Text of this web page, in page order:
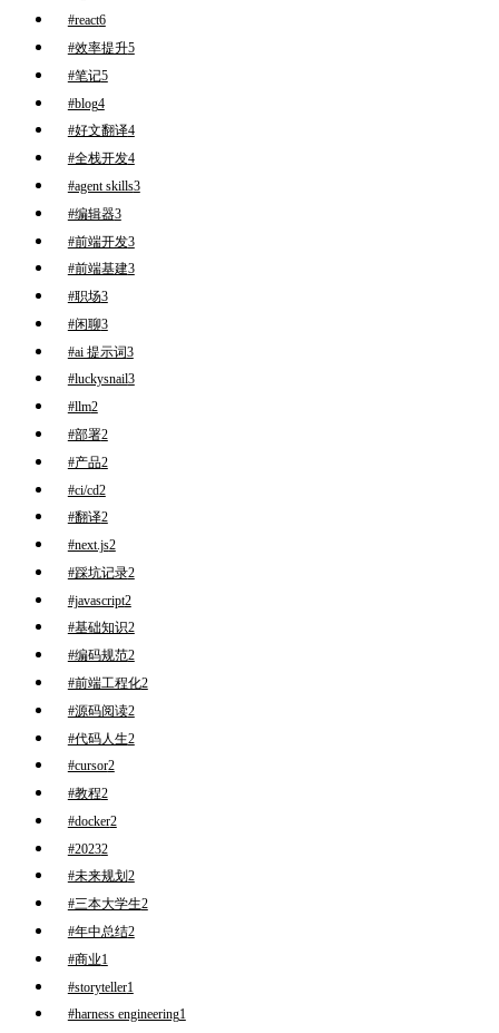
#react6
#效率提升5
#笔记5
#blog4
#好文翻译4
#全栈开发4
#agent skills3
#编辑器3
#前端开发3
#前端基建3
#职场3
#闲聊3
#ai 提示词3
#luckysnail3
#llm2
#部署2
#产品2
#ci/cd2
#翻译2
#next.js2
#踩坑记录2
#javascript2
#基础知识2
#编码规范2
#前端工程化2
#源码阅读2
#代码人生2
#cursor2
#教程2
#docker2
#20232
#未来规划 2
#三本大学生2
#年中总结2
#商业1
#storyteller1
#harness engineering1